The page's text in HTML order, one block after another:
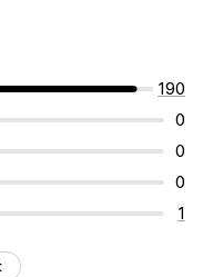
190
0
0
0
1